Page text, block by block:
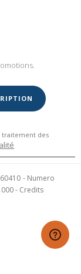
traitement des
- Numero
- Credits